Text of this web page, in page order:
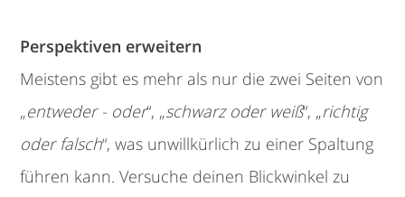
Perspektiven erweitern
Meistens gibt es mehr als nur die zwei Seiten von
„entweder - oder“, „schwarz oder weiß“, „richtig
oder falsch“, was unwillkürlich zu einer Spaltung
führen kann. Versuche deinen Blickwinkel zu